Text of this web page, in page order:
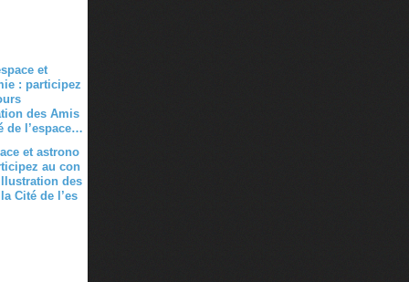
et astrono
au con
des
Cité de l’es